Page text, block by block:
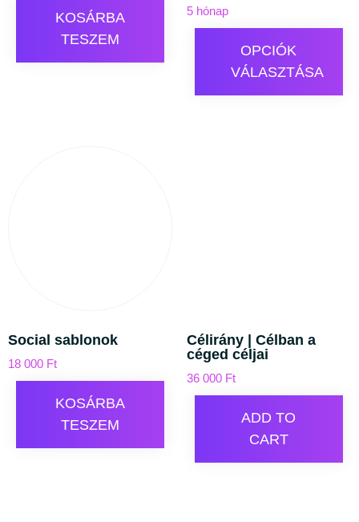
KOSÁRBA
TESZEM
5 hónap
OPCIÓK
VÁLASZTÁSA
Social sablonok
18 000 Ft
KOSÁRBA
TESZEM
Célirány | Célban a
céged céljai
36 000 Ft
ADD TO
CART